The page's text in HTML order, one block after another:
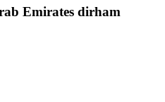
Emirates dirham